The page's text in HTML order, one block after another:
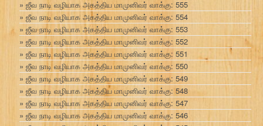
ஜீவ நாடி வழியாக அகத்திய மாமுனிவர் வாக்கு: 555
ஜீவ நாடி வழியாக அகத்திய மாமுனிவர் வாக்கு: 554
ஜீவ நாடி வழியாக அகத்திய மாமுனிவர் வாக்கு: 553
ஜீவ நாடி வழியாக அகத்திய மாமுனிவர் வாக்கு: 552
ஜீவ நாடி வழியாக அகத்திய மாமுனிவர் வாக்கு: 551
ஜீவ நாடி வழியாக அகத்திய மாமுனிவர் வாக்கு: 550
ஜீவ நாடி வழியாக அகத்திய மாமுனிவர் வாக்கு: 549
ஜீவ நாடி வழியாக அகத்திய மாமுனிவர் வாக்கு: 548
ஜீவ நாடி வழியாக அகத்திய மாமுனிவர் வாக்கு: 547
ஜீவ நாடி வழியாக அகத்திய மாமுனிவர் வாக்கு: 546